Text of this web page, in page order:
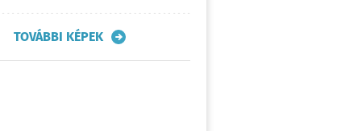
TOVÁBBI KÉPEK